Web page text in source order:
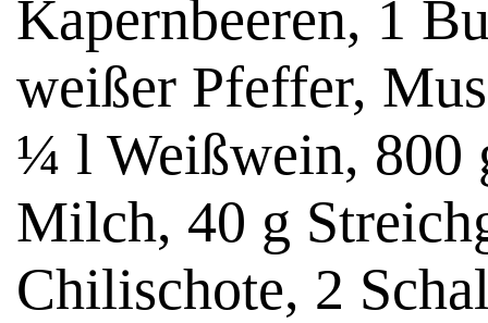
Kapernbeeren, 1
weißer Pfeffer,
¼ l Weißwein, 800
Milch, 40 g
Chilischote, 2